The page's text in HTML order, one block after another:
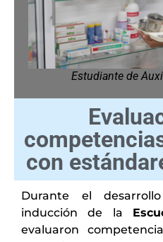
Estudiante de
con
Durante el
inducción de la
evaluaron